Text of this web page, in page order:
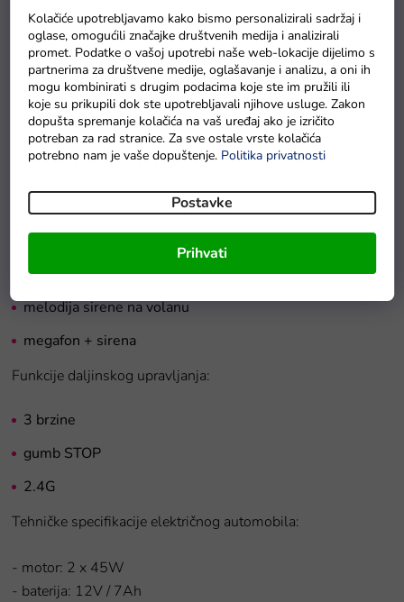
Kolačiće upotrebljavamo kako bismo personalizirali sadržaj i
oglase, omogućili značajke društvenih medija i analizirali
promet. Podatke o vašoj upotrebi naše web-lokacije dijelimo s
partnerima za društvene medije, oglašavanje i analizu, a oni ih
mogu kombinirati s drugim podacima koje ste im pružili ili
koje su prikupili dok ste upotrebljavali njihove usluge. Zakon
dopušta spremanje kolačića na vaš uređaj ako je izričito
potreban za rad stranice. Za sve ostale vrste kolačića
potrebno nam je vaše dopuštenje. Politika privatnosti
Postavke
Prihvati
Svjetlosni efekti:
prednja LED svjetla
stražnja LED svjetla
policijska svjetla koja blinkaju
Zvučni efekti:
USB, AUX, SD, MP3
melodija sirene na volanu
megafon + sirena
Funkcije daljinskog upravljanja:
3 brzine
gumb STOP
2.4G
Tehničke specifikacije električnog automobila:
- motor: 2 x 45W
- baterija: 12V / 7Ah